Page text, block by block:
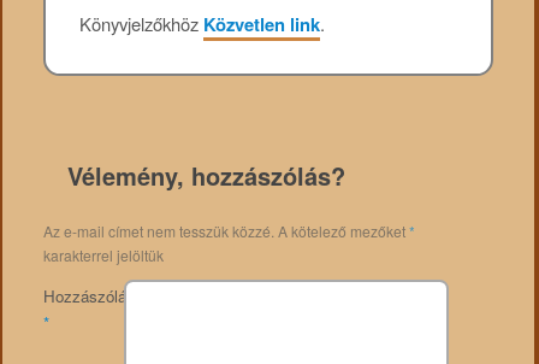
Könyvjelzőkhöz Közvetlen link.
Vélemény, hozzászólás?
Az e-mail címet nem tesszük közzé.A kötelező mezőket*
karakterrel jelöltük
Hozzászólás
*